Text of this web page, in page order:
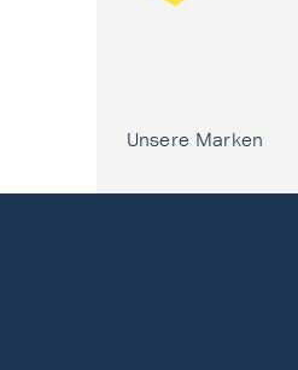
Unsere Marken